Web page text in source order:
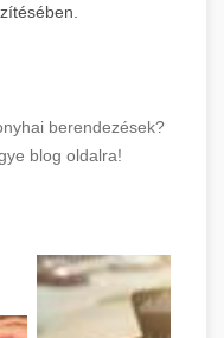
berendezések?
blog oldalra!